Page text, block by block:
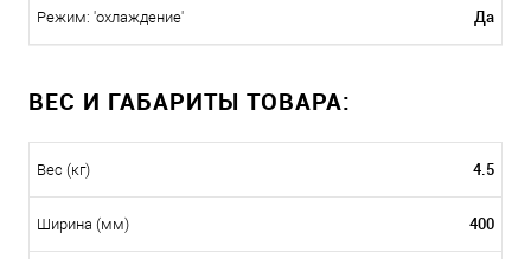
Режим: 'охлаждение' Да
ВЕС И ГАБАРИТЫ ТОВАРА:
Вес (кг) 4.5
Ширина (мм) 400